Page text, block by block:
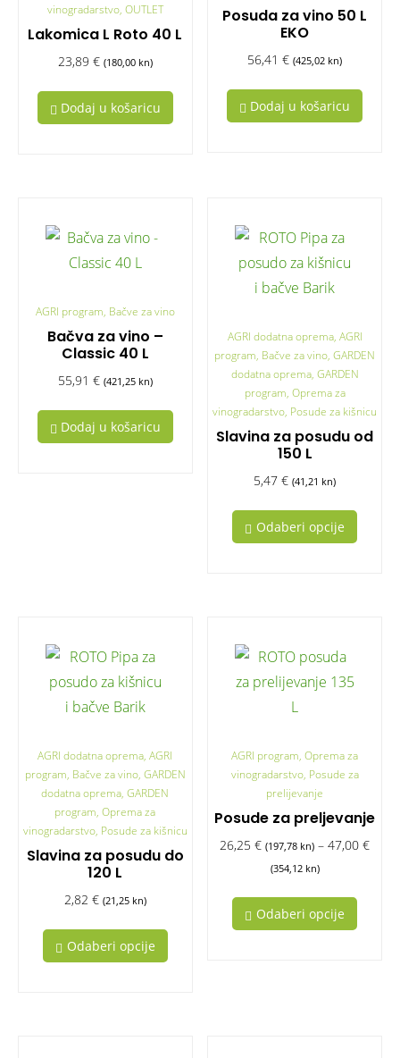
vinogradarstvo, OUTLET
Lakomica L Roto 40 L
23,89 € (180,00 kn)
Dodaj u košaricu
Posuda za vino 50 L
EKO
56,41€ (425,02 kn)
Dodaj u košaricu
AGRI program, Bačve za vino
Bačva za vino –
Classic 40 L
55,91 € (421,25 kn)
Dodaj u košaricu
AGRI dodatna oprema, AGRI
program, Bačve za vino, GARDEN
dodatna oprema, GARDEN
program, Oprema za
vinogradarstvo, Posude za kišnicu
Slavina za posudu od
150 L
5,47€ (41,21 kn)
Odaberi opcije
AGRI dodatna oprema, AGRI
program, Bačve za vino, GARDEN
dodatna oprema, GARDEN
program, Oprema za
vinogradarstvo, Posude za kišnicu
Slavina za posudu do
120 L
2,82 € (21,25 kn)
Odaberi opcije
AGRI program, Oprema za
vinogradarstvo, Posude za
prelijevanje
Posude za preljevanje
26,25€ (197,78 kn) – 47,00€
(354,12 kn)
Odaberi opcije